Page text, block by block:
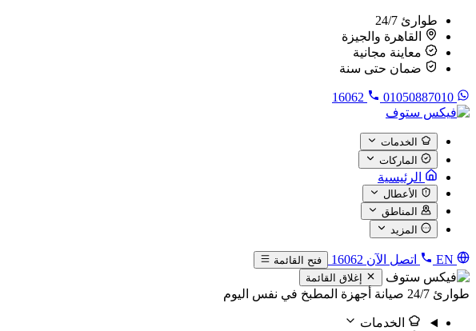
طوارئ 24/7
القاهرة والجيزة
معاينة مجانية
ضمان حتى سنة
01050887010
16062
الخدمات
الماركات
الرئيسية
الأعطال
المناطق
المزيد
EN اتصل الآن 16062
فتح القائمة
إغلاق القائمة
طوارئ 24/7 صيانة أجهزة المطبخ في نفس اليوم
الخدمات